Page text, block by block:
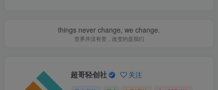
things never change, we change.
世界并没有变，改变的是我们
超哥轻创社 关注